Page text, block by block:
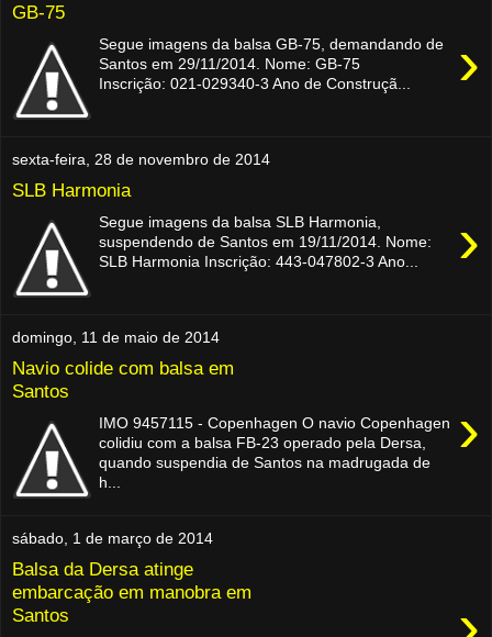
GB-75
›
Segue imagens da balsa GB-75, demandando de
Santos em 29/11/2014. Nome: GB-75
Inscrição: 021-029340-3 Ano de Construçã...
sexta-feira, 28 de novembro de 2014
SLB Harmonia
›
Segue imagens da balsa SLB Harmonia,
suspendendo de Santos em 19/11/2014. Nome:
SLB Harmonia Inscrição: 443-047802-3 Ano...
domingo, 11 de maio de 2014
Navio colide com balsa em
Santos
›
IMO 9457115 - Copenhagen O navio Copenhagen
colidiu com a balsa FB-23 operado pela Dersa,
quando suspendia de Santos na madrugada de
h...
sábado, 1 de março de 2014
Balsa da Dersa atinge
embarcação em manobra em
Santos